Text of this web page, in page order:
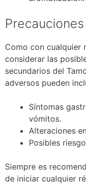
Como con cualquier
considerar las
secundarios del
adversos pueden
Síntomas
vómitos.
Alteraciones
Posibles
Siempre es
de iniciar cualquier